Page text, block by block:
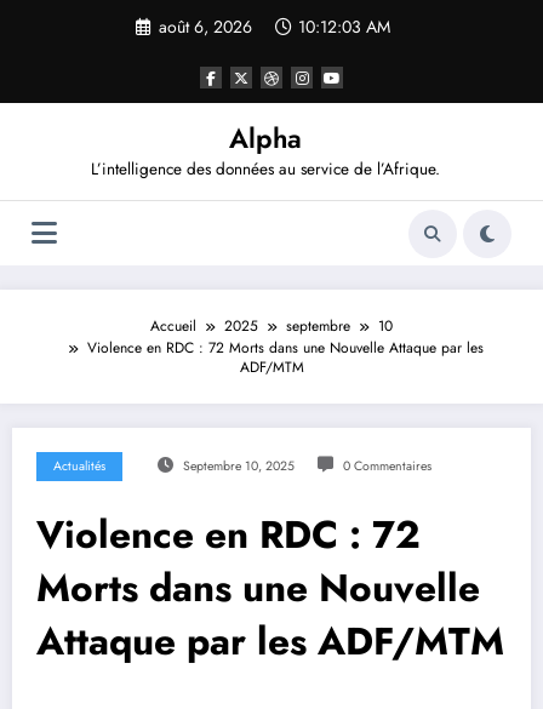
août 6, 2026 10:12:04 AM
Alpha
L’intelligence des données au service de l’Afrique.
Accueil 2025 septembre
10
Violence en RDC : 72 Morts dans une Nouvelle Attaque par les
ADF/MTM
Actualités Septembre 10, 2025 0 Commentaires
Violence en RDC : 72
Morts dans une Nouvelle
Attaque par les ADF/MTM